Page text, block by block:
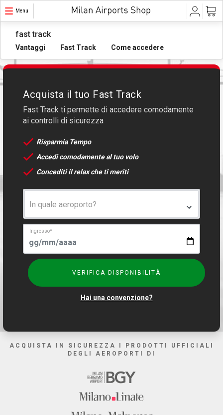
Menu
fast track
Vantaggi Fast Track Come accedere
Acquista il tuo Fast Track
Fast Track ti permette di accedere comodamente
ai controlli di sicurezza
Risparmia Tempo
Accedi comodamente al tuo volo
Concediti il relax che ti meriti
In quale aeroporto?
Ingresso*
VERIFICA DISPONIBILITÀ
Hai una convenzione?
ACQUISTA IN SICUREZZA I PRODOTTI UFFICIALI
DEGLI AEROPORTI DI